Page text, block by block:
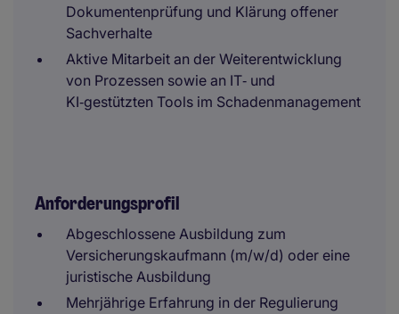
Dokumentenprüfung und Klärung offener
Sachverhalte
Aktive Mitarbeit an der Weiterentwicklung
von Prozessen sowie an IT‑ und
KI‑gestützten Tools im Schadenmanagement
Anforderungsprofil
Abgeschlossene Ausbildung zum
Versicherungskaufmann (m/w/d) oder eine
juristische Ausbildung
Mehrjährige Erfahrung in der Regulierung